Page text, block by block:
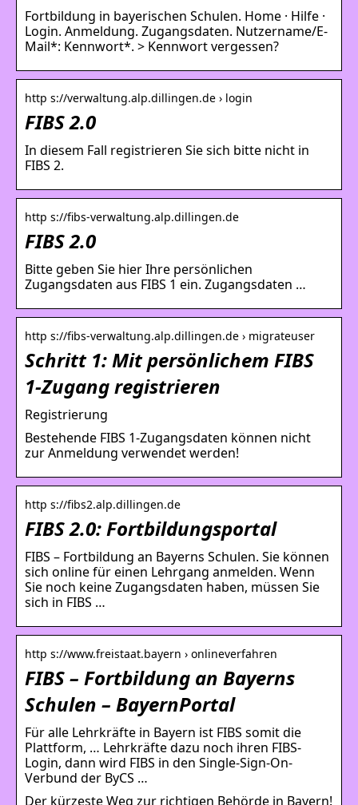
Fortbildung in bayerischen Schulen. Home · Hilfe ·
Login. Anmeldung. Zugangsdaten. Nutzername/E-
Mail*: Kennwort*. > Kennwort vergessen?
http s://verwaltung.alp.dillingen.de › login
FIBS 2.0
In diesem Fall registrieren Sie sich bitte nicht in
FIBS 2.
http s://fibs-verwaltung.alp.dillingen.de
FIBS 2.0
Bitte geben Sie hier Ihre persönlichen
Zugangsdaten aus FIBS 1 ein. Zugangsdaten …
http s://fibs-verwaltung.alp.dillingen.de › migrateuser
Schritt 1: Mit persönlichem FIBS
1-Zugang registrieren
Registrierung
Bestehende FIBS 1-Zugangsdaten können nicht
zur Anmeldung verwendet werden!
http s://fibs2.alp.dillingen.de
FIBS 2.0: Fortbildungsportal
FIBS – Fortbildung an Bayerns Schulen. Sie können
sich online für einen Lehrgang anmelden. Wenn
Sie noch keine Zugangsdaten haben, müssen Sie
sich in FIBS …
http s://www.freistaat.bayern › onlineverfahren
FIBS – Fortbildung an Bayerns
Schulen – BayernPortal
Für alle Lehrkräfte in Bayern ist FIBS somit die
Plattform, … Lehrkräfte dazu noch ihren FIBS-
Login, dann wird FIBS in den Single-Sign-On-
Verbund der ByCS …
Der kürzeste Weg zur richtigen Behörde in Bayern!